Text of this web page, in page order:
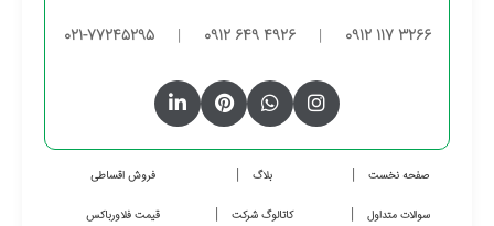
0912 117 3266
|
0912 649 4926
|
021-77245295
صفحه نخست بلاگ فروش اقساطی
سوالات متداول کاتالوگ شرکت قیمت فلاورباکس